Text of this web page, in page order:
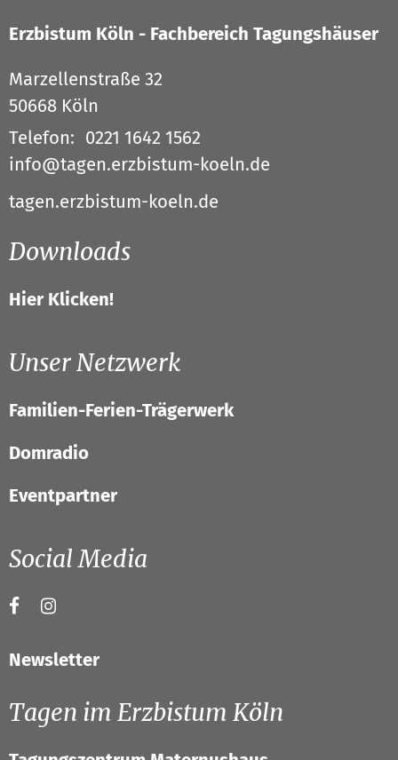
Erzbistum Köln - Fachbereich Tagungshäuser
Marzellenstraße 32
50668 Köln
Telefon: 0221 1642 1562
info@tagen.erzbistum-koeln.de
tagen.erzbistum-koeln.de
Downloads
Hier Klicken!
Unser Netzwerk
Familien-Ferien-Trägerwerk
Domradio
Eventpartner
Social Media
Newsletter
Tagen im Erzbistum Köln